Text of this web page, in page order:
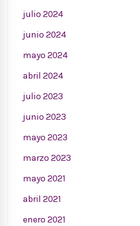
julio 2024
junio 2024
mayo 2024
abril 2024
julio 2023
junio 2023
mayo 2023
marzo 2023
mayo 2021
abril 2021
enero 2021